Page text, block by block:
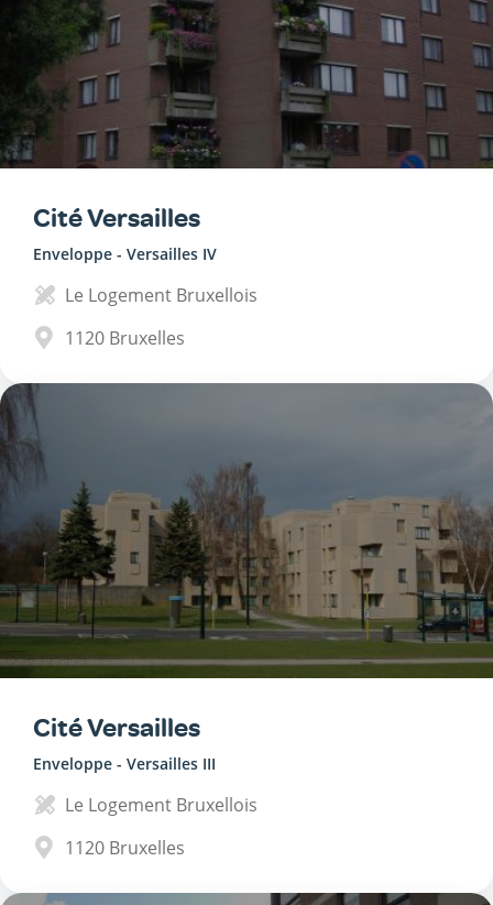
Cité Versailles
Enveloppe - Versailles IV
Le Logement Bruxellois
1120 Bruxelles
Cité Versailles
Enveloppe - Versailles III
Le Logement Bruxellois
1120 Bruxelles